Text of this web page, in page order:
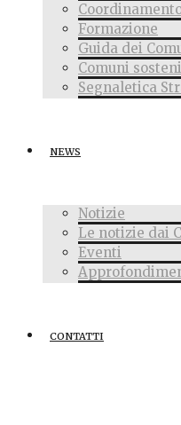
Formazione
Guida dei
Comuni
Segnaletica
NEWS
Notizie
Le notizie dai
Eventi
CONTATTI